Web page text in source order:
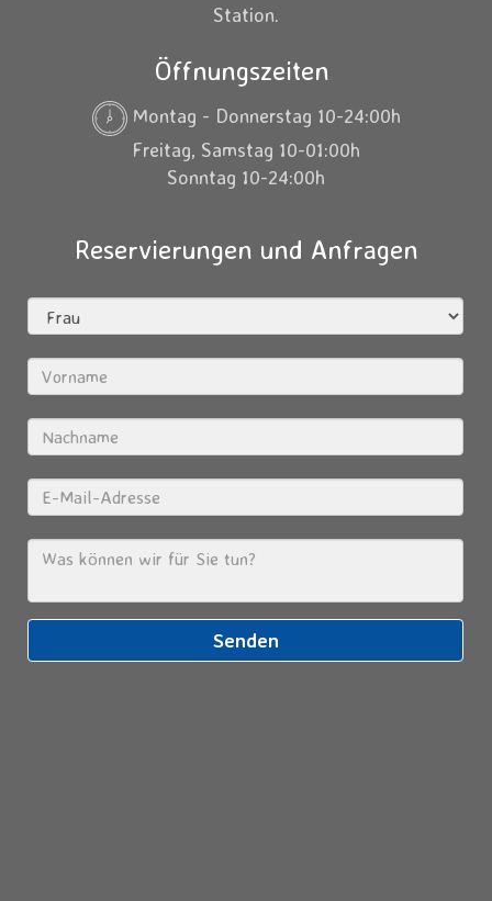
Station.
Öffnungszeiten
Montag - Donnerstag 10-24:00h
Freitag, Samstag 10-01:00h
Sonntag 10-24:00h
Reservierungen und Anfragen